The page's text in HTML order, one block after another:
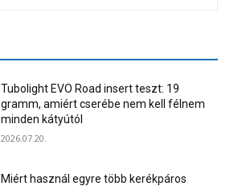
Tubolight EVO Road insert teszt: 19
gramm, amiért cserébe nem kell félnem
minden kátyútól
2026.07.20.
Miért használ egyre több kerékpáros